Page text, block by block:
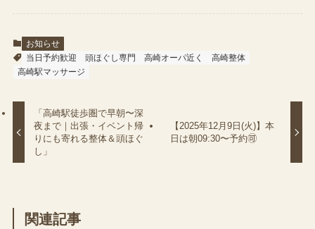
お知らせ
当日予約歓迎
頭ほぐし専門 高崎オーパ近く
高崎整体
高崎駅マッサージ
「高崎駅徒歩圏で早朝〜深
夜まで｜出張・イベント帰
りにも寄れる整体＆頭ほぐ
し」
【2025年12月9日(火)】本
日は朝09:30〜予約🉑
関連記事